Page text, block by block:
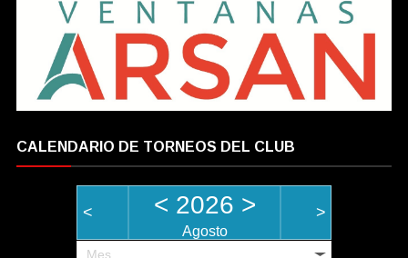
CALENDARIO DE TORNEOS DEL CLUB
< < 2026 >
Agosto
>
Mes